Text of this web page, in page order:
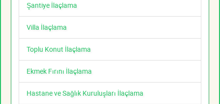
Şantiye İlaçlama
Villa İlaçlama
Toplu Konut İlaçlama
Ekmek Fırını İlaçlama
Hastane ve Sağlık Kuruluşları İlaçlama